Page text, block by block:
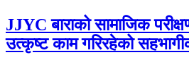
JJYC बाराको सामाजिक
उत्कृष्ट काम गरिरहेको